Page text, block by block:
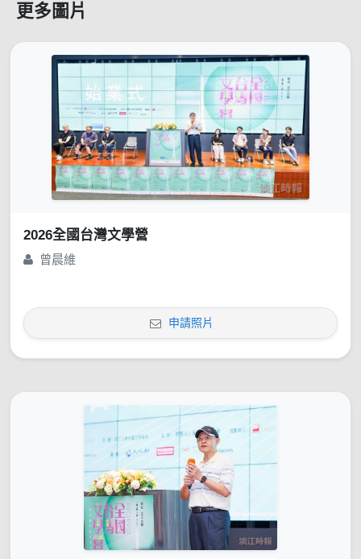
更多圖片
2026全國台灣文學營
曾晨維
申請照片